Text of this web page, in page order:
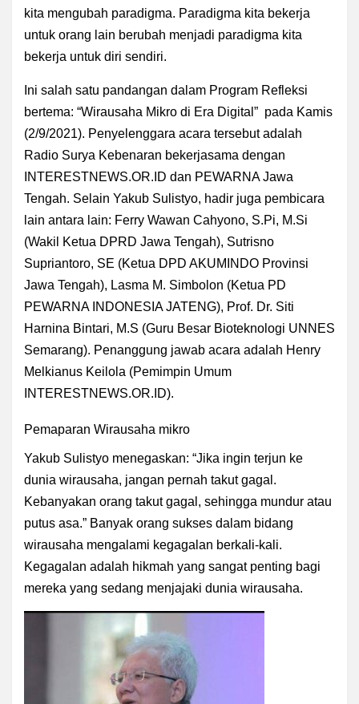
kita mengubah paradigma. Paradigma kita bekerja
untuk orang lain berubah menjadi paradigma kita
bekerja untuk diri sendiri.
Ini salah satu pandangan dalam Program Refleksi
bertema: “Wirausaha Mikro di Era Digital” pada Kamis
(2/9/2021). Penyelenggara acara tersebut adalah
Radio Surya Kebenaran bekerjasama dengan
INTERESTNEWS.OR.ID dan PEWARNA Jawa
Tengah. Selain Yakub Sulistyo, hadir juga pembicara
lain antara lain: Ferry Wawan Cahyono, S.Pi, M.Si
(Wakil Ketua DPRD Jawa Tengah), Sutrisno
Supriantoro, SE (Ketua DPD AKUMINDO Provinsi
Jawa Tengah), Lasma M. Simbolon (Ketua PD
PEWARNA INDONESIA JATENG), Prof. Dr. Siti
Harnina Bintari, M.S (Guru Besar Bioteknologi UNNES
Semarang). Penanggung jawab acara adalah Henry
Melkianus Keilola (Pemimpin Umum
INTERESTNEWS.OR.ID).
Pemaparan Wirausaha mikro
Yakub Sulistyo menegaskan: “Jika ingin terjun ke
dunia wirausaha, jangan pernah takut gagal.
Kebanyakan orang takut gagal, sehingga mundur atau
putus asa.” Banyak orang sukses dalam bidang
wirausaha mengalami kegagalan berkali-kali.
Kegagalan adalah hikmah yang sangat penting bagi
mereka yang sedang menjajaki dunia wirausaha.